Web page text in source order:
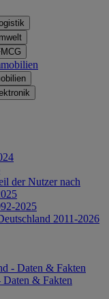
der Nutzer nach
2025
2011-2026
- Daten & Fakten
Daten & Fakten